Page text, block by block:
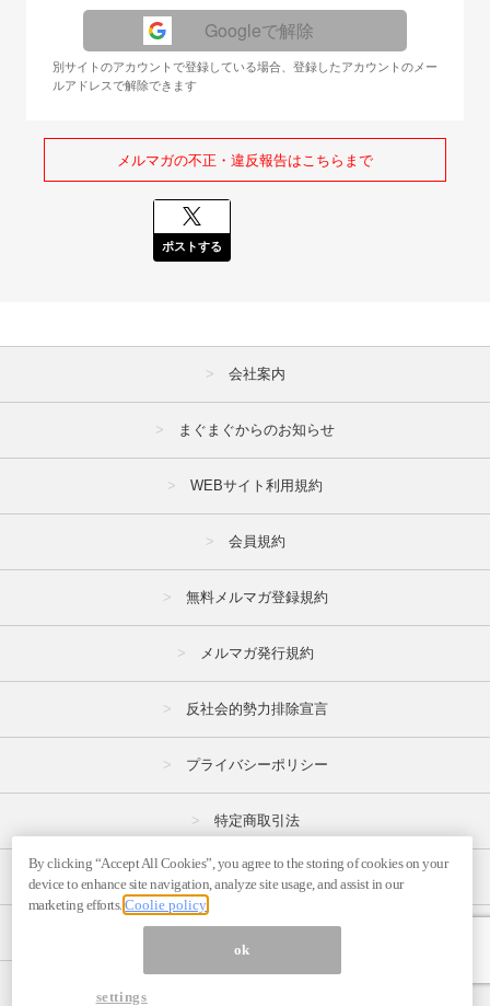
Googleで解除
別サイトのアカウントで登録している場合、登録したアカウントのメー
ルアドレスで解除できます
メルマガの不正・違反報告はこちらまで
ポストする
会社案内
まぐまぐからのお知らせ
WEBサイト利用規約
会員規約
無料メルマガ登録規約
メルマガ発行規約
反社会的勢力排除宣言
プライバシーポリシー
特定商取引法
広告掲載はこちら
メルマガの不正・違反報告はこちら
ページ内の商標は全て商標権者に属します。
By clicking “Accept All Cookies”, you agree to the storing of cookies on your
device to enhance site navigation, analyze site usage, and assist in our
marketing efforts.Coolie policy
ok
settings